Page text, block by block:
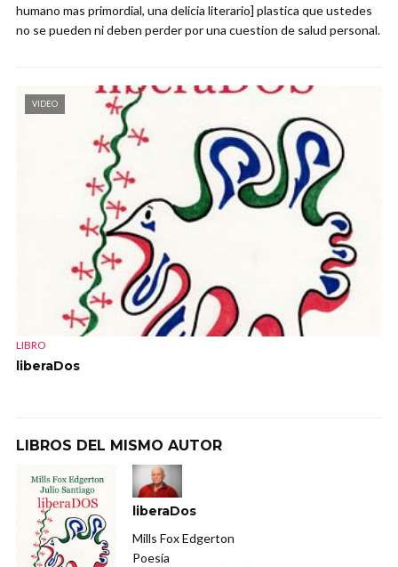
humano mas primordial, una delicia literario] plastica que ustedes
no se pueden ni deben perder por una cuestion de salud personal.
VIDEO
LIBRO
liberaDos
LIBROS DEL MISMO AUTOR
liberaDos
Mills Fox Edgerton
Poesía